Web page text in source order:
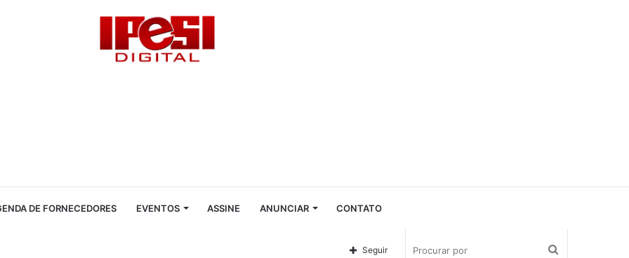
DE FORNECEDORES EVENTOS ASSINE ANUNCIAR CONTATO
Seguir